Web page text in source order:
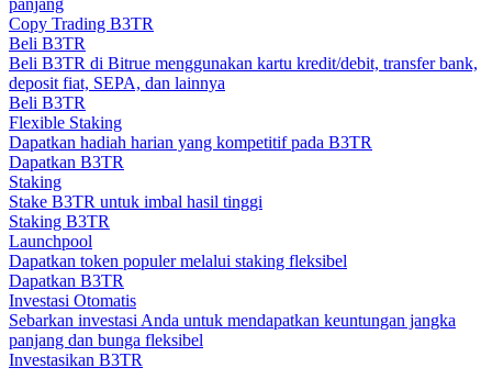
Memandu
Panduan Pemula Berjangka
panjang
Copy Trading B3TR
Beli B3TR
Beli B3TR di Bitrue menggunakan kartu kredit/debit, transfer bank,
deposit fiat, SEPA, dan lainnya
Beli B3TR
Flexible Staking
Dapatkan hadiah harian yang kompetitif pada B3TR
Dapatkan B3TR
Staking
Stake B3TR untuk imbal hasil tinggi
Staking B3TR
Launchpool
Dapatkan token populer melalui staking fleksibel
Dapatkan B3TR
Investasi Otomatis
Sebarkan investasi Anda untuk mendapatkan keuntungan jangka
panjang dan bunga fleksibel
Investasikan B3TR